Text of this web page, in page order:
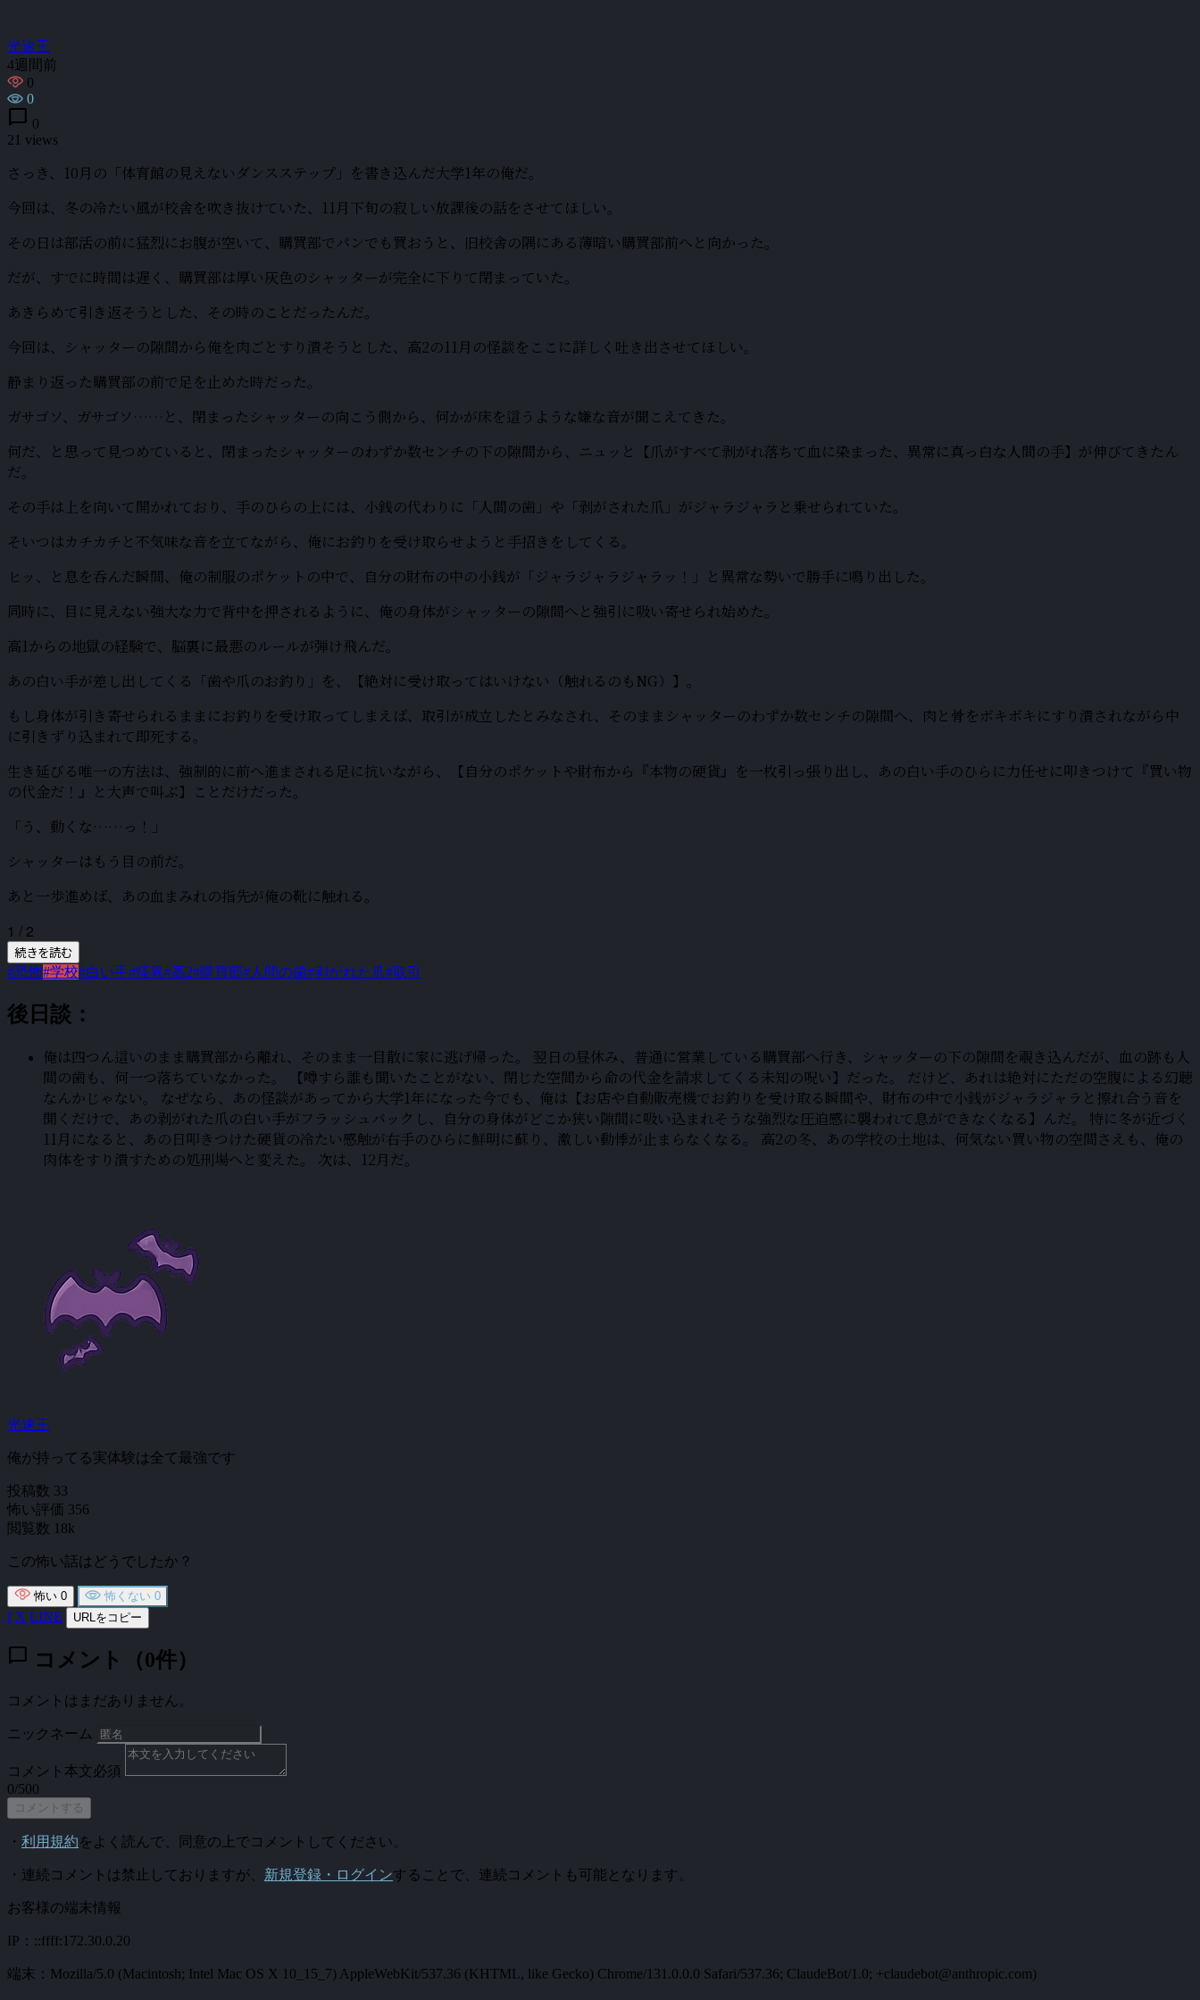
光速王
4週間前
0
0
chat_bubble 0
21 views
さっき、10月の「体育館の見えないダンスステップ」を書き込んだ大学1年の俺だ。
今回は、冬の冷たい風が校舎を吹き抜けていた、11月下旬の寂しい放課後の話をさせてほしい。
その日は部活の前に猛烈にお腹が空いて、購買部でパンでも買おうと、旧校舎の隅にある薄暗い購買部前へと向かった。
だが、すでに時間は遅く、購買部は厚い灰色のシャッターが完全に下りて閉まっていた。
あきらめて引き返そうとした、その時のことだったんだ。
今回は、シャッターの隙間から俺を肉ごとすり潰そうとした、高2の11月の怪談をここに詳しく吐き出させてほしい。
静まり返った購買部の前で足を止めた時だった。
ガサゴソ、ガサゴソ……と、閉まったシャッターの向こう側から、何かが床を這うような嫌な音が聞こえてきた。
何だ、と思って見つめていると、閉まったシャッターのわずか数センチの下の隙間から、ニュッと【爪がすべて剥がれ落ちて血に染まった、異常に真っ白な人間の手】が伸びてきたん
だ。
その手は上を向いて開かれており、手のひらの上には、小銭の代わりに「人間の歯」や「剥がされた爪」がジャラジャラと乗せられていた。
そいつはカチカチと不気味な音を立てながら、俺にお釣りを受け取らせようと手招きをしてくる。
ヒッ、と息を呑んだ瞬間、俺の制服のポケットの中で、自分の財布の中の小銭が「ジャラジャラジャラッ！」と異常な勢いで勝手に鳴り出した。
同時に、目に見えない強大な力で背中を押されるように、俺の身体がシャッターの隙間へと強引に吸い寄せられ始めた。
高1からの地獄の経験で、脳裏に最悪のルールが弾け飛んだ。
あの白い手が差し出してくる「歯や爪のお釣り」を、【絶対に受け取ってはいけない（触れるのもNG）】。
もし身体が引き寄せられるままにお釣りを受け取ってしまえば、取引が成立したとみなされ、そのままシャッターのわずか数センチの隙間へ、肉と骨をボキボキにすり潰されながら中
に引きずり込まれて即死する。
生き延びる唯一の方法は、強制的に前へ進まされる足に抗いながら、【自分のポケットや財布から『本物の硬貨』を一枚引っ張り出し、あの白い手のひらに力任せに叩きつけて『買い物
の代金だ！』と大声で叫ぶ】ことだけだった。
「う、動くな……っ！」
シャッターはもう目の前だ。
あと一歩進めば、あの血まみれの指先が俺の靴に触れる。
1 / 2
続きを読む
#恐怖#学校#白い手#怪異#高2#購買部#人間の歯#剥がれた爪#取引
後日談：
俺は四つん這いのまま購買部から離れ、そのまま一目散に家に逃げ帰った。 翌日の昼休み、普通に営業している購買部へ行き、シャッターの下の隙間を覗き込んだが、血の跡も人
間の歯も、何一つ落ちていなかった。 【噂すら誰も聞いたことがない、閉じた空間から命の代金を請求してくる未知の呪い】だった。 だけど、あれは絶対にただの空腹による幻聴
なんかじゃない。 なぜなら、あの怪談があってから大学1年になった今でも、俺は【お店や自動販売機でお釣りを受け取る瞬間や、財布の中で小銭がジャラジャラと擦れ合う音を
聞くだけで、あの剥がれた爪の白い手がフラッシュバックし、自分の身体がどこか狭い隙間に吸い込まれそうな強烈な圧迫感に襲われて息ができなくなる】んだ。 特に冬が近づく
11月になると、あの日叩きつけた硬貨の冷たい感触が右手のひらに鮮明に蘇り、激しい動悸が止まらなくなる。 高2の冬、あの学校の土地は、何気ない買い物の空間さえも、俺の
肉体をすり潰すための処刑場へと変えた。 次は、12月だ。
光速王
俺が持ってる実体験は全て最強です
投稿数 33
怖い評価 356
閲覧数 18k
この怖い話はどうでしたか？
怖い 0 怖くない 0
f X LINE URLをコピー
chat_bubble コメント（0件）
コメントはまだありません。
ニックネーム
コメント本文必須
0/500
コメントする
・ 利用規約をよく読んで、同意の上でコメントしてください。
・連続コメントは禁止しておりますが、 新規登録・ログインすることで、連続コメントも可能となります。
お客様の端末情報
IP：::ffff:172.30.0.20
端末：Mozilla/5.0 (Macintosh; Intel Mac OS X 10_15_7) AppleWebKit/537.36 (KHTML, like Gecko) Chrome/131.0.0.0 Safari/537.36; ClaudeBot/1.0; +claudebot@anthropic.com)